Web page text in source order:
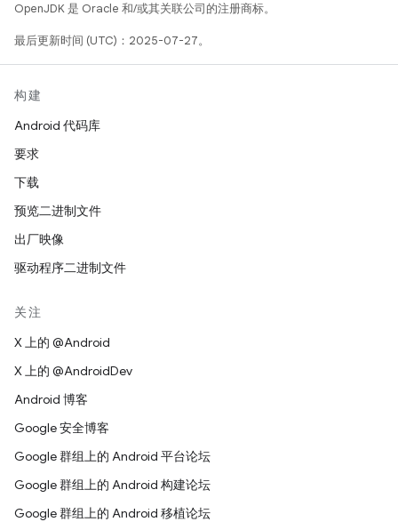
OpenJDK 是 Oracle 和/或其关联公司的注册商标。
最后更新时间 (UTC)：2025-07-27。
构建
Android 代码库
要求
下载
预览二进制文件
出厂映像
驱动程序二进制文件
关注
X 上的 @Android
X 上的 @AndroidDev
Android 博客
Google 安全博客
Google 群组上的 Android 平台论坛
Google 群组上的 Android 构建论坛
Google 群组上的 Android 移植论坛